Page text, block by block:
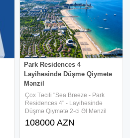
Park Residences 4
Layihəsində Düşmə Qiymətə
Mənzil
Çox Təcili "Sea Breeze - Park
Residences 4" - Layihəsində
Düşmə Qiymətə 2-ci Əl Mənzil
Satılır! * Yerləşmə: "Park
Residences 4" Ayparanın
108000 AZN